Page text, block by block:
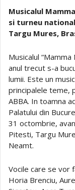
Musicalul
si turneu
Targu Mures,
Musicalul
anul trecut s-a
lumii. Este un
principalele teme,
ABBA. In toamna
Palatului din
31 octombrie,
Pitesti, Targu
Neamt.
Vocile care se vor
Horia Brenciu,